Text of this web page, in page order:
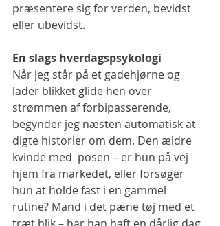
præsentere sig for verden, bevidst
eller ubevidst.
En slags hverdagspsykologi
Når jeg står på et gadehjørne og
lader blikket glide hen over
strømmen af forbipasserende,
begynder jeg næsten automatisk at
digte historier om dem. Den ældre
kvinde med  posen – er hun på vej
hjem fra markedet, eller forsøger
hun at holde fast i en gammel
rutine? Mand i det pæne tøj med et